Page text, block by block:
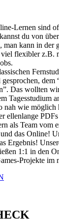
Lernen sind
du von
man kann in der
viel flexibler z.B.
dem
Das wollten
Tagesstudium
nah wie möglich
ellenlange
als Team vom
das Online!
Ergebnis!
1:1 in den
Projekte im